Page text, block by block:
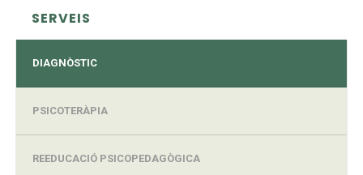
SERVEIS
DIAGNÒSTIC
PSICOTERÀPIA
REEDUCACIÓ PSICOPEDAGÒGICA